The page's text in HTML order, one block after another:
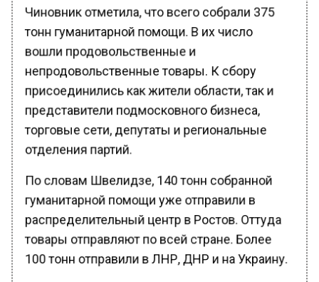
Чиновник отметила, что всего собрали 375
тонн гуманитарной помощи. В их число
вошли продовольственные и
непродовольственные товары. К сбору
присоединились как жители области, так и
представители подмосковного бизнеса,
торговые сети, депутаты и региональные
отделения партий.
По словам Швелидзе, 140 тонн собранной
гуманитарной помощи уже отправили в
распределительный центр в Ростов. Оттуда
товары отправляют по всей стране. Более
100 тонн отправили в ЛНР, ДНР и на Украину.